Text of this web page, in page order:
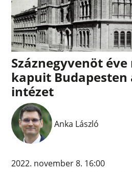
Száznegyvenöt
kapuit Budapesten
intézet
Anka László
2022. november 8. 16:00